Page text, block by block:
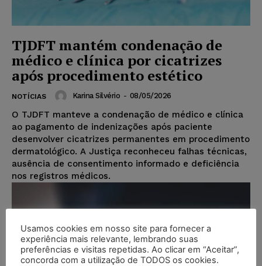
TJDFT mantém condenação de
médico e clínica por cicatrizes
após procedimento estético
NOTÍCIAS Karina Silvério - 08/05/2026
O TJDFT manteve a condenação de médico e clínica
ao pagamento de indenizações após paciente
desenvolver cicatrizes permanentes em procedimento
dermatológico. A Justiça reconheceu falhas técnicas,
ausência de consentimento informado e deficiência
nos registros médicos.
Usamos cookies em nosso site para fornecer a
experiência mais relevante, lembrando suas
preferências e visitas repetidas. Ao clicar em “Aceitar”,
concorda com a utilização de TODOS os cookies.